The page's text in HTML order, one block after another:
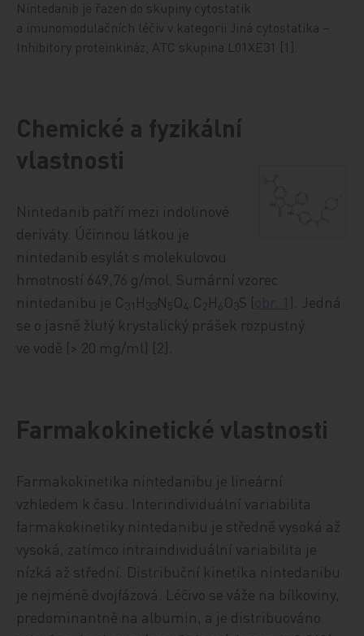
Nintedanib je řazen do skupiny cytostatik
a imunomodulačních léčiv v kategorii Jiná cytostatika –
Inhibitory proteinkináz, ATC skupina L01XE31 [1].
Chemické a fyzikální
vlastnosti
Nintedanib patří mezi indolinové
deriváty. Účinnou látkou je
nintedanib esylát s molekulovou
hmotností 649,76 g/mol. Sumární vzorec
nintedanibu je C 31 H 33N5O4 .C 2H6O 3S (
). Jedná
se o jasně žlutý krystalický prášek rozpustný
ve vodě (> 20 mg/ml) [2].
Farmakokinetické vlastnosti
Farmakokinetika nintedanibu je lineární
vzhledem k času. Interindividuální variabilita
farmakokinetiky nintedanibu je středně vysoká až
vysoká, zatímco intraindividuální variabilita je
nízká až střední. Distribuční kinetika nintedanibu
je nejméně dvojfázová. Léčivo se váže na bílkoviny,
predominantně na albumin, a je distribuováno